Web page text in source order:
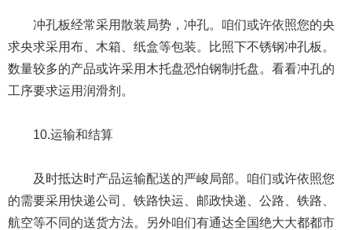
冲孔板经常采用散装局势，冲孔。咱们或许依照您的央
求央求采用布、木箱、纸盒等包装。比照下不锈钢冲孔板。
数量较多的产品或许采用木托盘恐怕钢制托盘。看看冲孔的
工序要求运用润滑剂。
10.运输和结算
及时抵达时产品运输配送的严峻局部。咱们或许依照您
的需要采用快递公司、铁路快运、邮政快递、公路、铁路、
航空等不同的送货方法。另外咱们有通达全国绝大大都都市